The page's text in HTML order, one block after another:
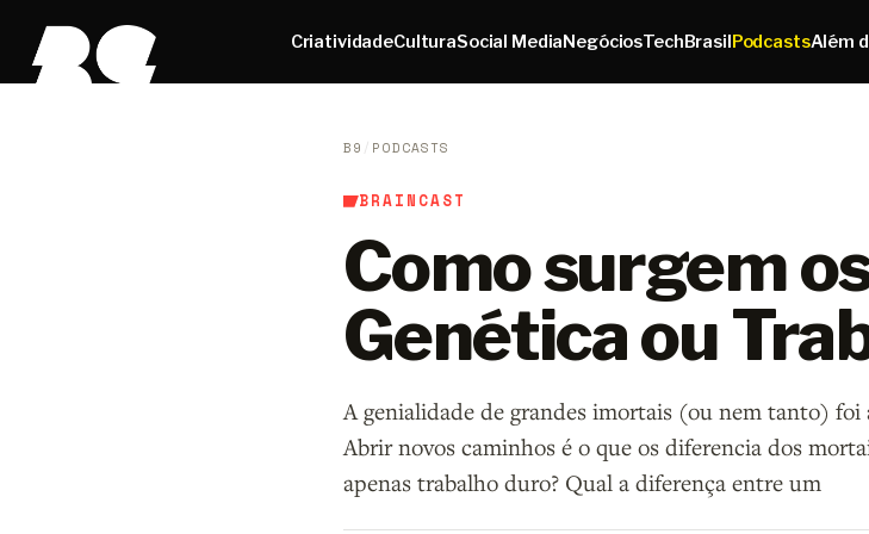
CriatividadeCulturaSocial MediaNegóciosTechBrasilPodcastsAlém
B9 / PODCASTS
BRAINCAST
Como surgem
Genética ou
A genialidade de grandes imortais (ou nem tanto)
Abrir novos caminhos é o que os diferencia dos
apenas trabalho duro? Qual a diferença entre um